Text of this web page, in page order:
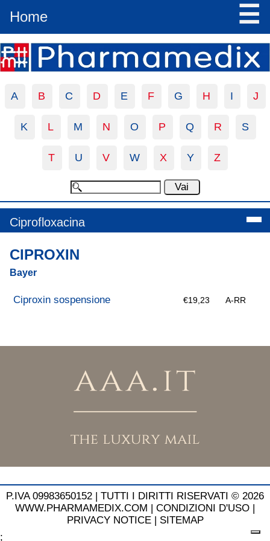
Home ☰
A B C D E F G H I J
K L M N O P Q R S
T U V W X Y Z
Ciprofloxacina
CIPROXIN
Bayer
Ciproxin sospensione €19,23 A-RR
P.IVA 09983650152 | TUTTI I DIRITTI RISERVATI © 2026
WWW.PHARMAMEDIX.COM | CONDIZIONI D'USO |
PRIVACY NOTICE| SITEMAP
;